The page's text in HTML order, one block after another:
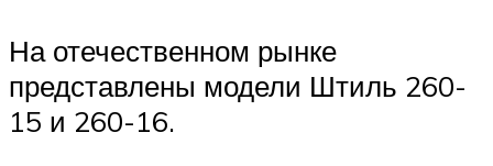
На отечественном рынке
представлены модели Штиль 260-
15 и 260-16.